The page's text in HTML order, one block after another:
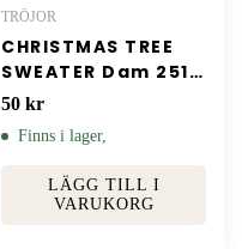
TRÖJOR
CHRISTMAS TREE
SWEATER Dam 2511
Nr. 2
50 kr
Finns i lager,
LÄGG TILL I
VARUKORG